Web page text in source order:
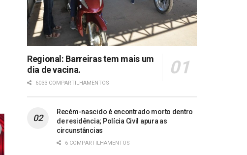
Regional: Barreiras tem mais um
dia de vacina.
6033 COMPARTILHAMENTOS
Recém-nascido é encontrado morto dentro
de residência; Polícia Civil apura as
circunstâncias
6 COMPARTILHAMENTOS